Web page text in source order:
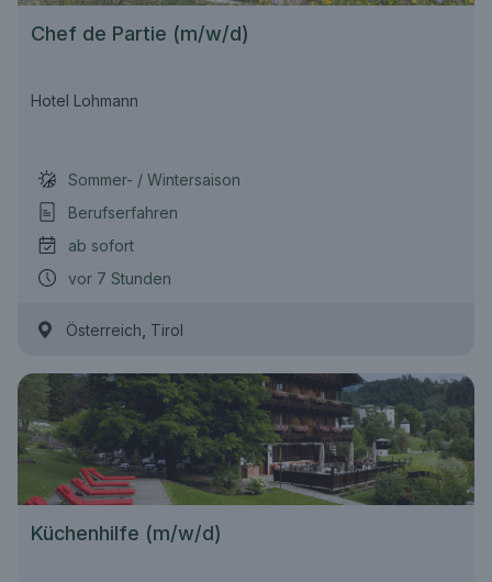
Chef de Partie (m/w/d)
Hotel Lohmann
Sommer- / Wintersaison
Berufserfahren
ab sofort
vor 7 Stunden
Österreich, Tirol
Küchenhilfe (m/w/d)